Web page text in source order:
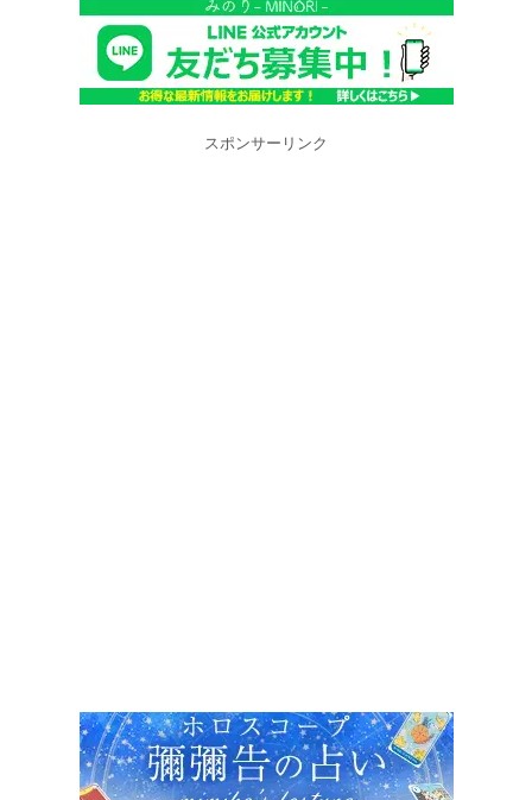
スポンサーリンク